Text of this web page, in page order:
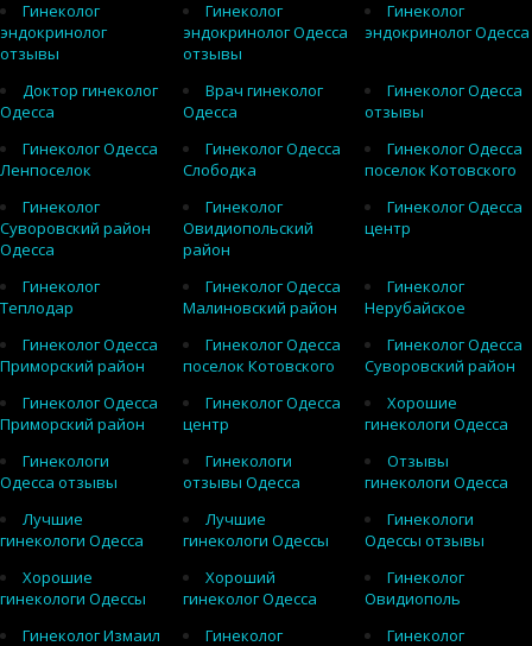
Гинеколог
эндокринолог
отзывы
Гинеколог
эндокринолог Одесса
отзывы
Гинеколог
эндокринолог Одесса
Доктор гинеколог
Одесса
Врач гинеколог
Одесса
Гинеколог Одесса
отзывы
Гинеколог Одесса
Ленпоселок
Гинеколог Одесса
Слободка
Гинеколог Одесса
поселок Котовского
Гинеколог
Суворовский район
Одесса
Гинеколог
Овидиопольский
район
Гинеколог Одесса
центр
Гинеколог
Теплодар
Гинеколог Одесса
Малиновский район
Гинеколог
Нерубайское
Гинеколог Одесса
Приморский район
Гинеколог Одесса
поселок Котовского
Гинеколог Одесса
Суворовский район
Гинеколог Одесса
Приморский район
Гинеколог Одесса
центр
Хорошие
гинекологи Одесса
Гинекологи
Одесса отзывы
Гинекологи
отзывы Одесса
Отзывы
гинекологи Одесса
Лучшие
гинекологи Одесса
Лучшие
гинекологи Одессы
Гинекологи
Одессы отзывы
Хорошие
гинекологи Одессы
Хороший
гинеколог Одесса
Гинеколог
Овидиополь
Гинеколог Измаил
Гинеколог
Гинеколог